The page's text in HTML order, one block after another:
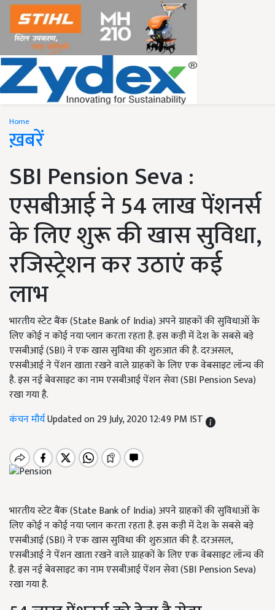
Home
ख़बरें
SBI Pension Seva :
एसबीआई ने 54 लाख पेंशनर्स
के लिए शुरू की खास सुविधा,
रजिस्ट्रेशन कर उठाएं कई
लाभ
भारतीय स्टेट बैंक (State Bank of India) अपने ग्राहकों की सुविधाओं के
लिए कोई न कोई नया प्लान करता रहता है. इस कड़ी में देश के सबसे बड़े
एसबीआई (SBI) ने एक खास सुविधा की शुरुआत की है. दरअसल,
एसबीआई ने पेंशन खाता रखने वाले ग्राहकों के लिए एक वेबसाइट लॉन्च की
है. इस नई बेवसाइट का नाम एसबीआई पेंशन सेवा (SBI Pension Seva)
रखा गया है.
कंचन मौर्यUpdated on 29 July, 2020 12:49 PM IST
भारतीय स्टेट बैंक (State Bank of India) अपने ग्राहकों की सुविधाओं के
लिए कोई न कोई नया प्लान करता रहता है. इस कड़ी में देश के सबसे बड़े
एसबीआई (SBI) ने एक खास सुविधा की शुरुआत की है. दरअसल,
एसबीआई ने पेंशन खाता रखने वाले ग्राहकों के लिए एक वेबसाइट लॉन्च की
है. इस नई बेवसाइट का नाम एसबीआई पेंशन सेवा (SBI Pension Seva)
रखा गया है.